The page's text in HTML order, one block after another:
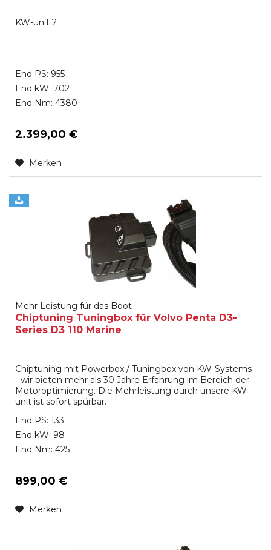
KW-unit 2
End PS: 955
End kW: 702
End Nm: 4380
2.399,00 €
Merken
Mehr Leistung für das Boot
Chiptuning Tuningbox für Volvo Penta D3-
Series D3 110 Marine
Chiptuning mit Powerbox / Tuningbox von KW-Systems
- wir bieten mehr als 30 Jahre Erfahrung im Bereich der
Motoroptimierung. Die Mehrleistung durch unsere KW-
unit ist sofort spürbar.
End PS: 133
End kW: 98
End Nm: 425
899,00 €
Merken